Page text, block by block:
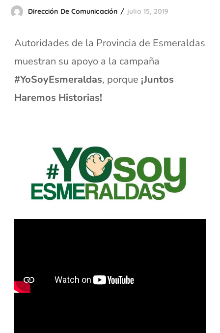
Dirección De Comunicación julio 15, 2019
Autoridades de la Provincia de Esmeraldas
muestran su apoyo a la campaña
#YoSoyEsmeraldas, porque ¡Juntos
Haremos Historias!